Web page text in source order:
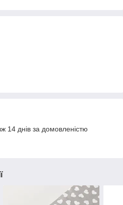
14 днів за домовленістю